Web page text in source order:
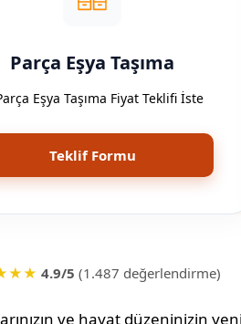
Parça Eşya Taşıma
Eşya Taşıma Fiyat Teklifi İste
Teklif Formu
4.9/5 (1.487 değerlendirme)
ve hayat düzeninizin yeni